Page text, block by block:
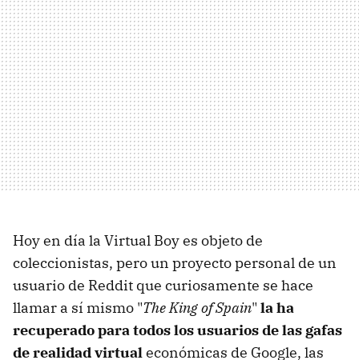
Hoy en día la Virtual Boy es objeto de
coleccionistas, pero un proyecto personal de un
usuario de Reddit que curiosamente se hace
llamar a sí mismo "The King of Spain" la ha
recuperado para todos los usuarios de las gafas
de realidad virtualeconómicas de Google, las